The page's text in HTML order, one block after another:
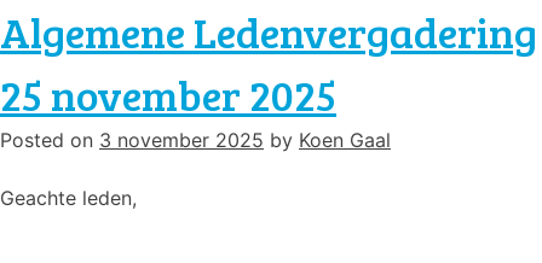
21
april
2026
Algemene Ledenvergadering
25 november 2025
Posted on 3 november 2025 by Koen Gaal
Geachte leden,